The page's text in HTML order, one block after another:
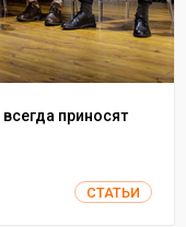
приносят
СТАТЬИ